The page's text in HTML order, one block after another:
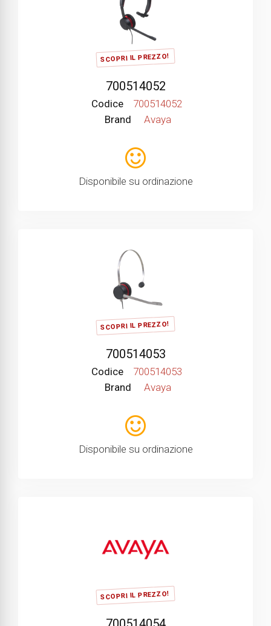
SCOPRI IL PREZZO!
700514052
Codice
700514052
Brand
Avaya
Disponibile su ordinazione
SCOPRI IL PREZZO!
700514053
Codice
700514053
Brand
Avaya
Disponibile su ordinazione
SCOPRI IL PREZZO!